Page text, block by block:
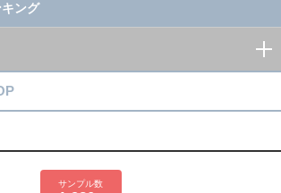
ング
サンプル数